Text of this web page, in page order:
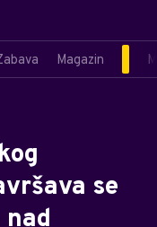
Magazin
se
nad